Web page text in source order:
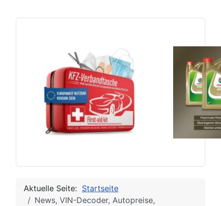
Aktuelle Seite: Startseite
News, VIN-Decoder, Autopreise,